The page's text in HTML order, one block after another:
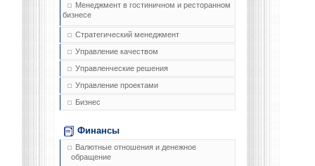
Менеджмент в гостиничном и ресторанном
бизнесе
Стратегический менеджмент
Управление качеством
Управленческие решения
Управление проектами
Бизнес
Финансы
Валютные отношения и денежное
обращение